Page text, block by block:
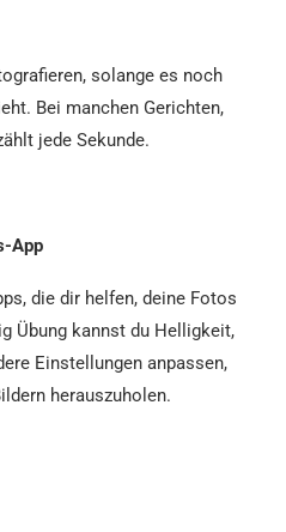
solange es noch
Bei manchen Gerichten,
jede Sekunde.
App
die dir helfen, deine Fotos
Übung kannst du Helligkeit,
Einstellungen anpassen,
herauszuholen.